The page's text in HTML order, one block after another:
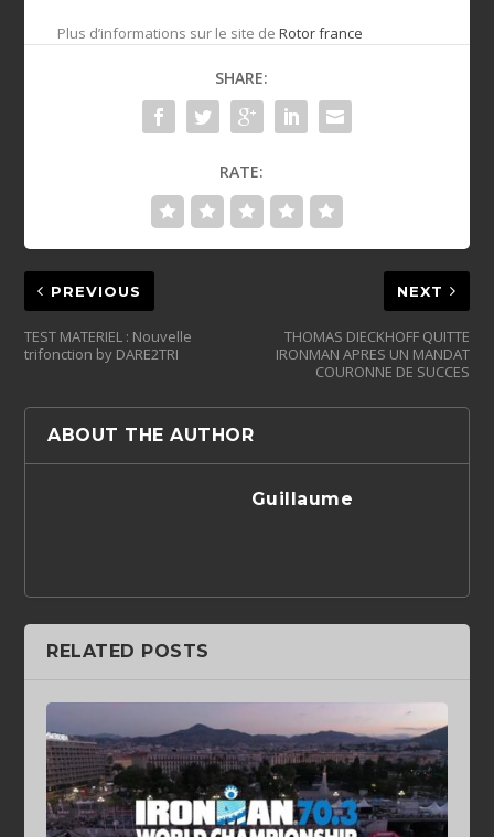
Plus d’informations sur le site deRotor france
SHARE:
RATE:
PREVIOUS
TEST MATERIEL : Nouvelle
trifonction by DARE2TRI
NEXT
THOMAS DIECKHOFF QUITTE
IRONMAN APRES UN MANDAT
ABOUT THE AUTHOR
Guillaume
RELATED POSTS